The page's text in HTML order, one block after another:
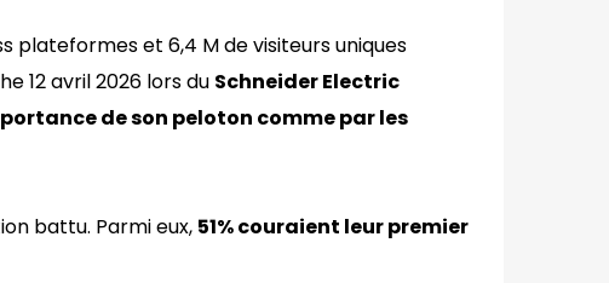
plateformes et 6,4 M de visiteurs uniques
12 avril 2026 lors du Schneider Electric
de son peloton comme par les
battu. Parmi eux, 51% couraient leur premier